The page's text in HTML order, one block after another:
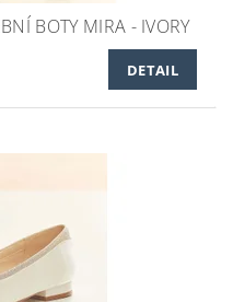
BOTY MIRA - IVORY
DETAIL